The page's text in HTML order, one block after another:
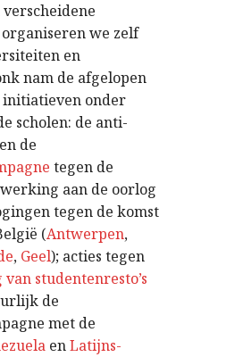
we zelf
en
nam de afgelopen
onder
scholen: de anti-
de
tegen de
aan de oorlog
tegen de komst
(Antwerpen,
, Geel); acties tegen
studentenresto’s
de
met de
enLatijns-